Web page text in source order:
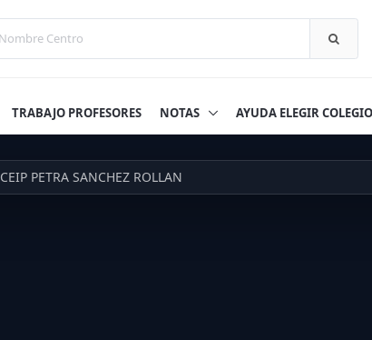
TRABAJO PROFESORES NOTAS AYUDA ELEGIR COLEGIO
CEIP PETRA SANCHEZ ROLLAN